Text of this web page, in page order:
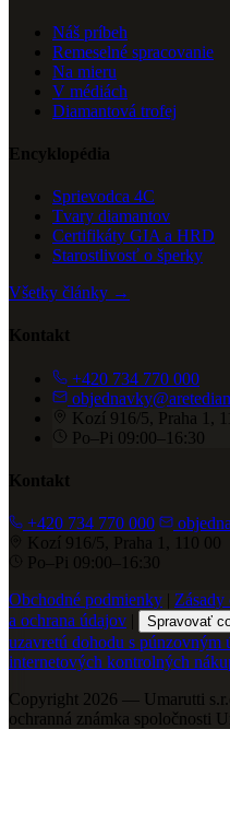
Náš príbeh
Remeselné spracovanie
Na mieru
V médiách
Diamantová trofej
Encyklopédia
Sprievodca 4C
Tvary diamantov
Certifikáty GIA a HRD
Starostlivosť o šperky
Všetky články →
Kontakt
+420 734 770 000
Kozí 916/5, Praha 1,
Po–Pi 09:00–16:30
Kontakt
+420 734 770 000
Kozí 916/5, Praha 1, 110 00
Po–Pi 09:00–16:30
Obchodné podmienky |
a ochrana údajov | Spravovať
uzavretú dohodu s púnzovným
internetových kontrolných
Copyright 2026 — Umarutti
ochranná známka spoločnosti